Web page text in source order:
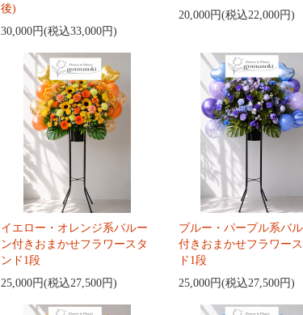
後)
30,000円(税込33,000円)
20,000円(税込22,000円)
イエロー・オレンジ系バルー
ン付きおまかせフラワースタ
ンド1段
25,000円(税込27,500円)
ブルー・パープル系バ
付きおまかせフラワー
ド1段
25,000円(税込27,500円)